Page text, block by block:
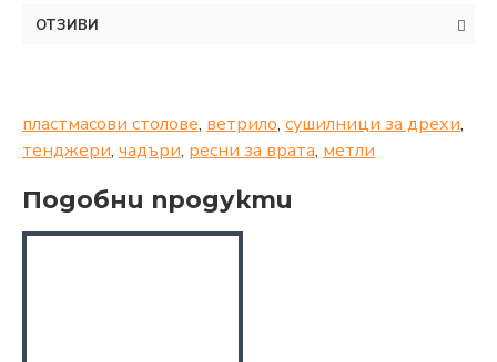
ОТЗИВИ
пластмасови столове, ветрило, сушилници за дрехи,
тенджери, чадъри, ресни за врата, метли
Подобни продукти